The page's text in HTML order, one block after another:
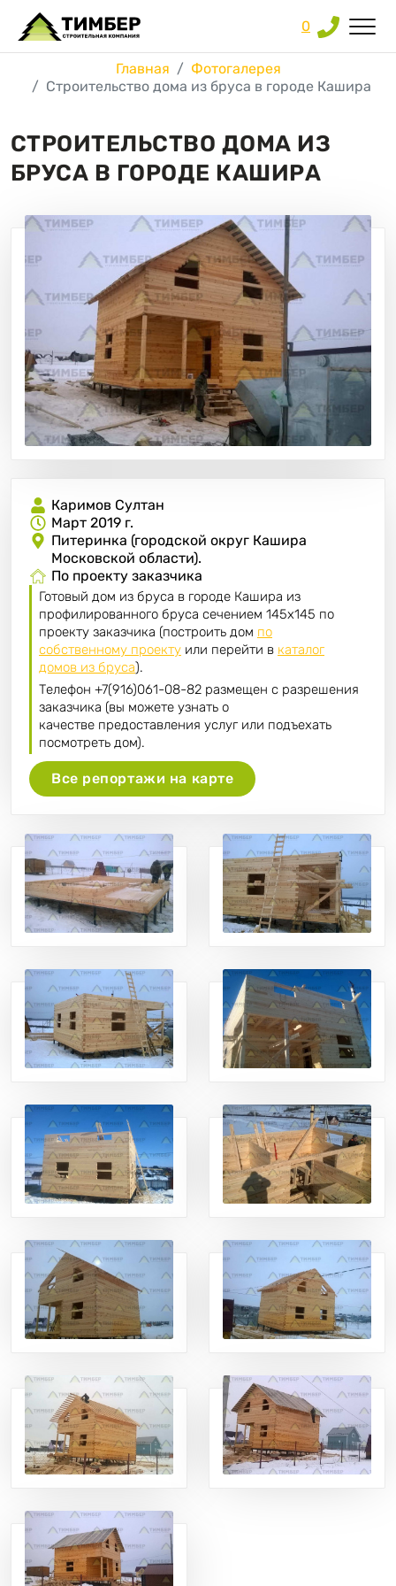
0
Главная
Фотогалерея
Строительство дома из бруса в городе Кашира
СТРОИТЕЛЬСТВО ДОМА ИЗ
БРУСА В ГОРОДЕ КАШИРА
Каримов Султан
Март 2019 г.
Питеринка (городской округ Кашира
Московской области).
По проекту заказчика
Готовый дом из бруса в городе Кашира из
профилированного бруса сечением 145х145 по
проекту заказчика (построить дом по
собственному проекту или перейти в каталог
домов из бруса).
Телефон +7(916)061-08-82 размещен с разрешения
заказчика (вы можете узнать о
качестве предоставления услуг или подъехать
посмотреть дом).
Все репортажи на карте